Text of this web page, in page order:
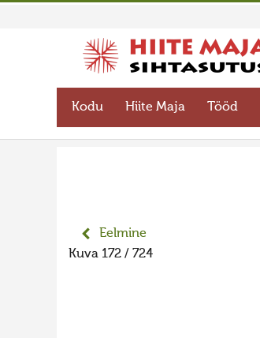
Kodu Hiite Maja Tööd
Eelmine
Kuva 172 / 724